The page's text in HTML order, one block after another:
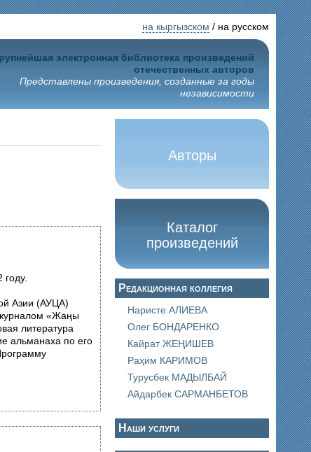
на кыргызском / на русском
электронная библиотека произведений
отечественных авторов
Представлены произведения, созданные за годы
независимости
Азии (АУЦА)
журналом «Жаңы
литература
альманаха по его
Авторы
Каталог
произведений
Редакционная коллегия
Наристе АЛИЕВА
Олег БОНДАРЕНКО
Кайрат ЖЕҢИШЕВ
Раҳим КАРИМОВ
Турусбек МАДЫЛБАЙ
Айдарбек САРМАНБЕТОВ
Наши услуги